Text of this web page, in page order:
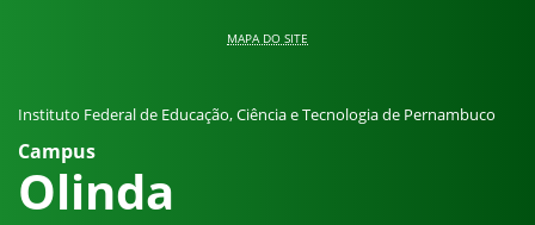
MAPA DO SITE
Instituto Federal de Educação, Ciência e Tecnologia de Pernambuco
Campus
Olinda